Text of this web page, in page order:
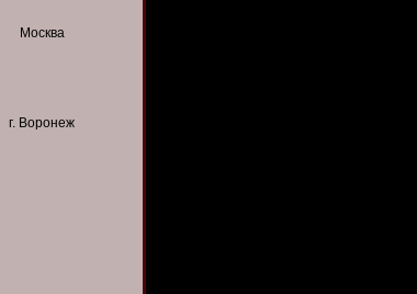
Москва
г. Воронеж